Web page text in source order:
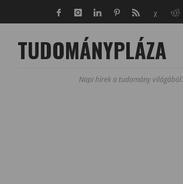
TUDOMÁNYPLÁZA
Napi hírek a tudomány világából.